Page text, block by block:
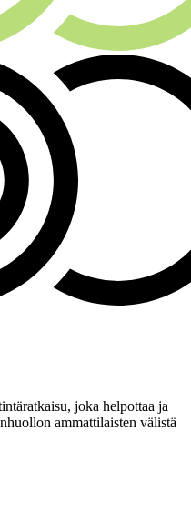
joka helpottaa ja
ammattilaisten välistä